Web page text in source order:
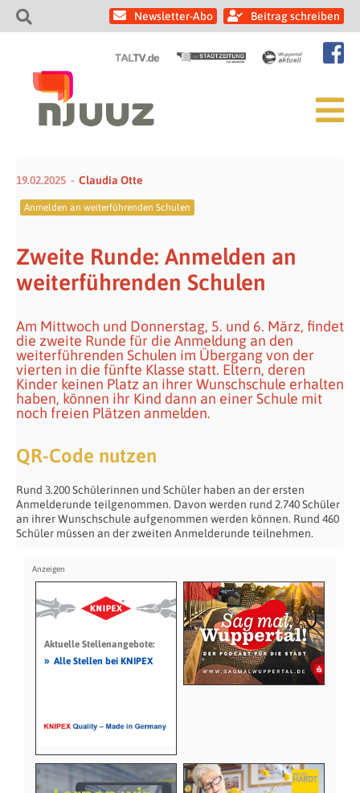
Newsletter-Abo Beitrag schreiben
19.02.2025 Claudia Otte
Anmelden an weiterführenden Schulen
Zweite Runde: Anmelden an
weiterführenden Schulen
Am Mittwoch und Donnerstag, 5. und 6. März, findet
die zweite Runde für die Anmeldung an den
weiterführenden Schulen im Übergang von der
vierten in die fünfte Klasse statt. Eltern, deren
Kinder keinen Platz an ihrer Wunschschule erhalten
haben, können ihr Kind dann an einer Schule mit
noch freien Plätzen anmelden.
QR-Code nutzen
Rund 3.200 Schülerinnen und Schüler haben an der ersten
Anmelderunde teilgenommen. Davon werden rund 2.740 Schüler
an ihrer Wunschschule aufgenommen werden können. Rund 460
Schüler müssen an der zweiten Anmelderunde teilnehmen.
Aktuelle Stellenangebote:
» Alle Stellen bei KNIPEX